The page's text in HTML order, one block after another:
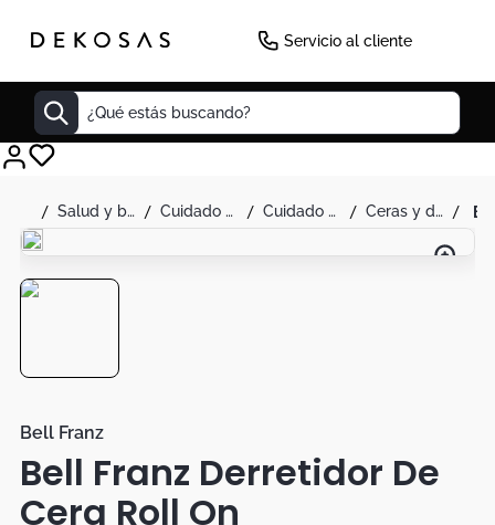
Servicio al cliente
¿Qué estás buscando?
salud y belleza cuidado personal cuidado de la piel ceras y depilación
Bell Franz
Bell Franz Derretidor De
Cera Roll On
Decoracion
Botas
Lamparas
Bibliotecas
Duvet